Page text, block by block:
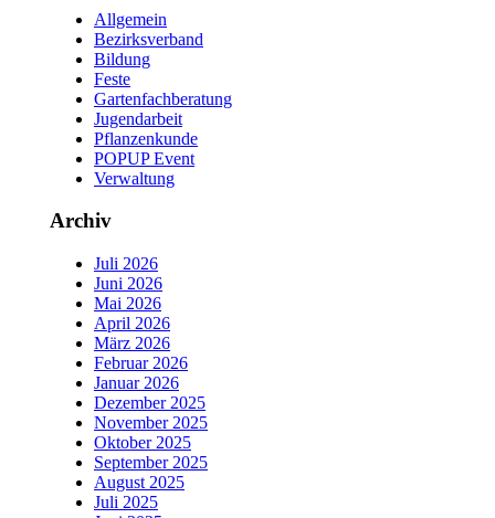
Allgemein
Bezirksverband
Bildung
Feste
Gartenfachberatung
Jugendarbeit
Pflanzenkunde
POPUP Event
Verwaltung
Archiv
Juli 2026
Juni 2026
Mai 2026
April 2026
März 2026
Februar 2026
Januar 2026
Dezember 2025
November 2025
Oktober 2025
September 2025
August 2025
Juli 2025